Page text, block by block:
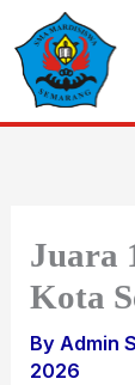
to
content
Juara
Kota
ByAdmin
2026